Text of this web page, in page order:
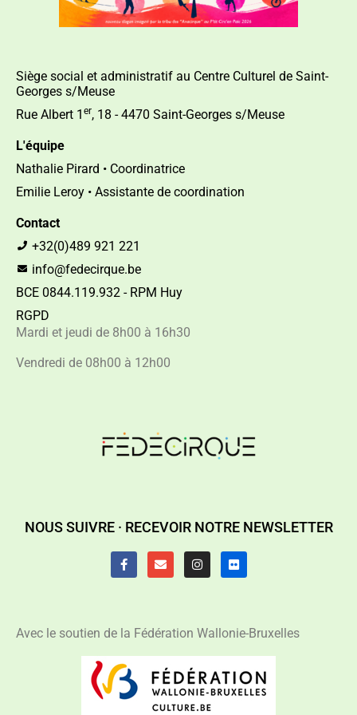
Siège social et administratif au Centre Culturel de Saint-
Georges s/Meuse
Rue Albert 1 er, 18 - 4470 Saint-Georges s/Meuse
L'équipe
Nathalie Pirard • Coordinatrice
Emilie Leroy • Assistante de coordination
Contact
+32(0)489 921 221
info@fedecirque.be
BCE 0844.119.932 - RPM Huy
RGPD
Mardi et jeudi de 8h00 à 16h30
Vendredi de 08h00 à 12h00
NOUS SUIVRE · RECEVOIR NOTRE NEWSLETTER
Avec le soutien de la Fédération Wallonie-Bruxelles